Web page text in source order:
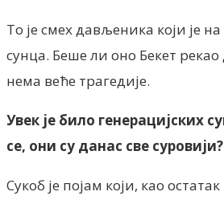
То је смех дављеника који је
сунца. Беше ли оно Бекет
нема веће трагедије.
Увек је било генерацијских
се, они су данас све суровији?
Сукоб је појам који, као